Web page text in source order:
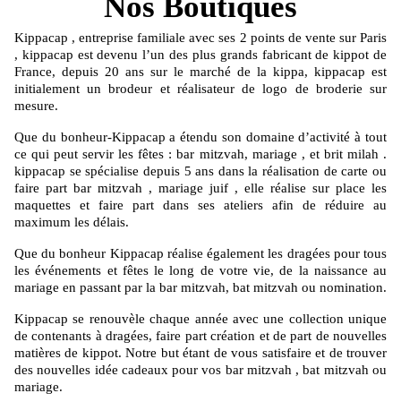
Kippacap , entreprise familiale avec ses 2 points de vente sur Paris
, kippacap est devenu l’un des plus grands fabricant de kippot de
France, depuis 20 ans sur le marché de la kippa, kippacap est
initialement un brodeur et réalisateur de logo de broderie sur
mesure.
Que du bonheur-Kippacap a étendu son domaine d’activité à tout
ce qui peut servir les fêtes : bar mitzvah, mariage , et brit milah .
kippacap se spécialise depuis 5 ans dans la réalisation de carte ou
faire part bar mitzvah , mariage juif , elle réalise sur place les
maquettes et faire part dans ses ateliers afin de réduire au
maximum les délais.
Que du bonheur Kippacap réalise également les dragées pour tous
les événements et fêtes le long de votre vie, de la naissance au
mariage en passant par la bar mitzvah, bat mitzvah ou nomination.
Kippacap se renouvèle chaque année avec une collection unique
de contenants à dragées, faire part création et de part de nouvelles
matières de kippot. Notre but étant de vous satisfaire et de trouver
des nouvelles idée cadeaux pour vos bar mitzvah , bat mitzvah ou
mariage.